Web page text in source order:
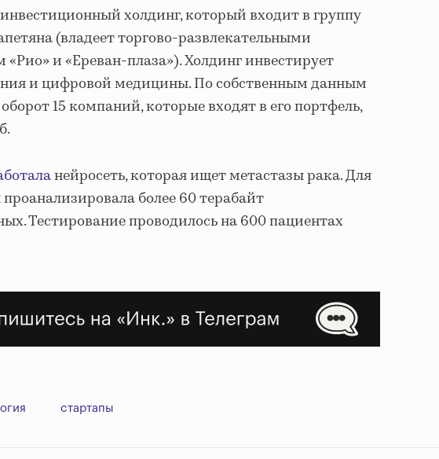
холдинг, который входит в группу
(владеет торгово-развлекательными
и «Ереван-плаза»). Холдинг инвестирует
и цифровой медицины. По собственным данным
15 компаний, которые входят в его портфель,
нейросеть, которая ищет метастазы рака. Для
более 60 терабайт
Тестирование проводилось на 600 пациентах
стартапы